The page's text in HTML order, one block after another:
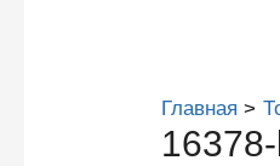
Главная